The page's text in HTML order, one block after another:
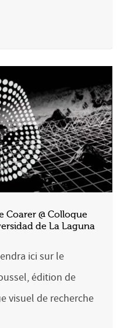
Coarer @ Colloque
de La Laguna
ici sur le
édition de
visuel de recherche